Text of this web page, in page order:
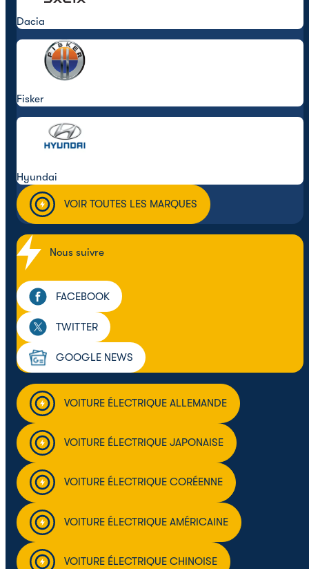
Dacia
Fisker
Hyundai
VOIR TOUTES LES MARQUES
Nous suivre
FACEBOOK
TWITTER
GOOGLE NEWS
VOITURE ÉLECTRIQUE ALLEMANDE
VOITURE ÉLECTRIQUE JAPONAISE
VOITURE ÉLECTRIQUE CORÉENNE
VOITURE ÉLECTRIQUE AMÉRICAINE
VOITURE ÉLECTRIQUE CHINOISE